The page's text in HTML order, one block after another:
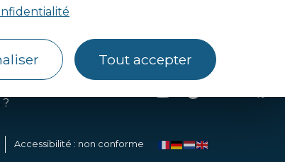
Tout accepter
des Côtes
Contactez-nous
Accessibilité : non conforme